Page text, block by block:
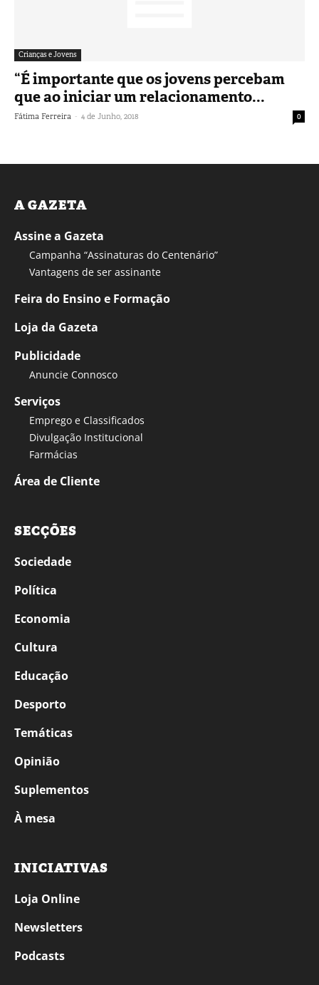
Crianças e Jovens
“É importante que os jovens percebam
que ao iniciar um relacionamento...
Fátima Ferreira - 4 de Junho, 2018 0
A GAZETA
Assine a Gazeta
Campanha “Assinaturas do Centenário”
Vantagens de ser assinante
Feira do Ensino e Formação
Loja da Gazeta
Publicidade
Anuncie Connosco
Serviços
Emprego e Classificados
Divulgação Institucional
Farmácias
Área de Cliente
SECÇÕES
Sociedade
Política
Economia
Cultura
Educação
Desporto
Temáticas
Opinião
Suplementos
À mesa
INICIATIVAS
Loja Online
Newsletters
Podcasts